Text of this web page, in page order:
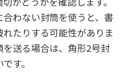
わない封筒を使うと、書
たりする可能性がありま
を送る場合は、角形2号封
す。